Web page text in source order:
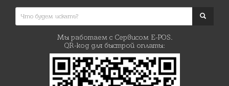
Мы работаем с Сервисом E-POS.
QR-код для быстрой оплаты: